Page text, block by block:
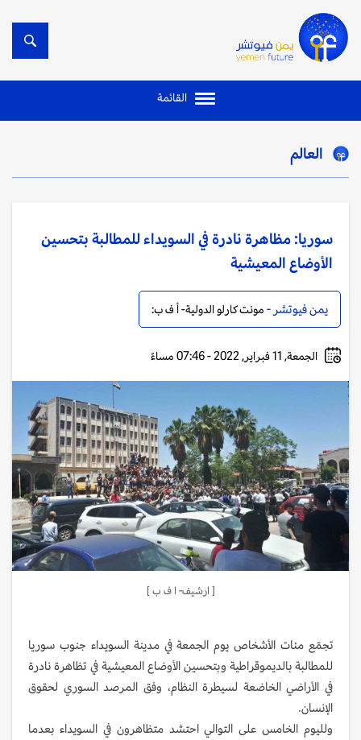
القائمة
العالم
سوريا: مظاهرة نادرة في السويداء للمطالبة بتحسين
الأوضاع المعيشية
يمن فيوتشر - مونت كارلو الدولية- أ ف ب:
الجمعة, 11 فبراير, 2022 - 07:46 مساءً
[ ارشيف- ا ف ب ]
تجمّع مئات الأشخاص يوم الجمعة في مدينة السويداء جنوب سوريا
للمطالبة بالديموقراطية وبتحسين الأوضاع المعيشية في تظاهرة نادرة
في الأراضي الخاضعة لسيطرة النظام، وفق المرصد السوري لحقوق
الإنسان.
ولليوم الخامس على التوالي احتشد متظاهرون في السويداء بعدما